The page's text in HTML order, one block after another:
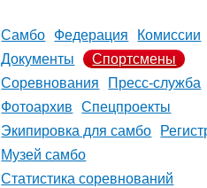
Самбо Федерация
Комиссии
Документы
Спортсмены
Соревнования
Пресс-служба
Фотоархив
Спецпроекты
Экипировка для самбо
Музей самбо
Статистика соревнований